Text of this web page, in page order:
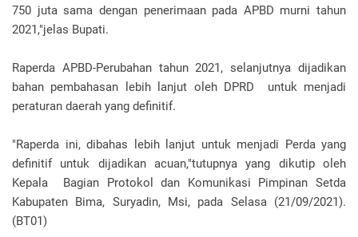
750 juta sama dengan penerimaan pada APBD murni tahun
2021,"jelas Bupati.
Raperda APBD-Perubahan tahun 2021, selanjutnya dijadikan
bahan pembahasan lebih lanjut oleh DPRD untuk menjadi
peraturan daerah yang definitif.
"Raperda ini, dibahas lebih lanjut untuk menjadi Perda yang
definitif untuk dijadikan acuan,"tutupnya yang dikutip oleh
Kepala Bagian Protokol dan Komunikasi Pimpinan Setda
Kabupaten Bima, Suryadin, Msi, pada Selasa (21/09/2021).
(BT01)